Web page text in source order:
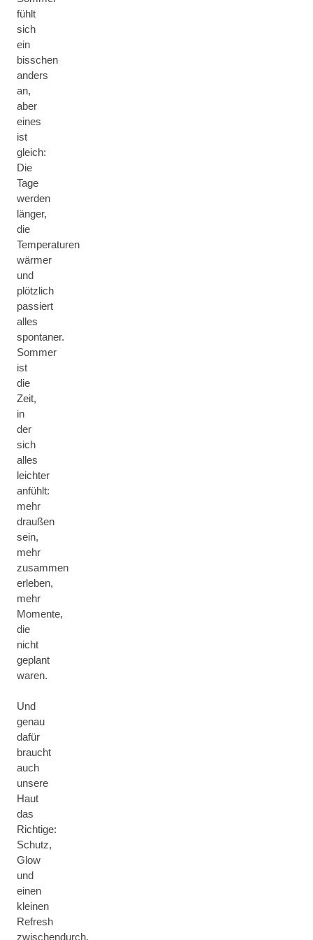
fühlt
sich
ein
bisschen
anders
an,
aber
eines
ist
gleich:
Die
Tage
werden
länger,
die
Temperaturen
wärmer
und
plötzlich
passiert
alles
spontaner.
Sommer
ist
die
Zeit,
in
der
sich
alles
leichter
anfühlt:
mehr
draußen
sein,
mehr
zusammen
erleben,
mehr
Momente,
die
nicht
geplant
waren.
Und
genau
dafür
braucht
auch
unsere
Haut
das
Richtige:
Schutz,
Glow
und
einen
kleinen
Refresh
zwischendurch.